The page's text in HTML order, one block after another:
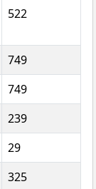
522
749
749
239
29
325